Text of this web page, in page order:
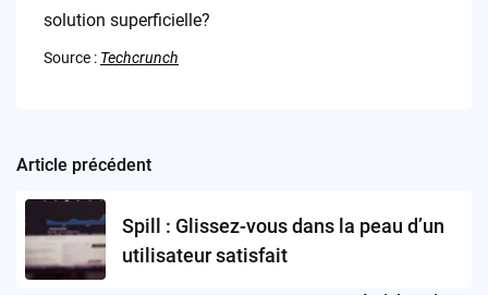
solution superficielle?
Source : Techcrunch
Post
navigation
Article précédent
Spill : Glissez-vous dans la peau d’un
utilisateur satisfait